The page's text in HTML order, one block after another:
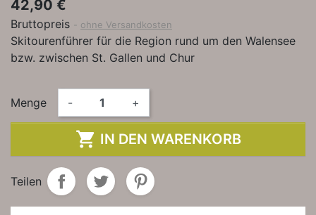
42,90 €
Bruttopreis ohne Versandkosten
Skitourenführer für die Region rund um den Walensee
bzw. zwischen St. Gallen und Chur
Menge - +
 IN DEN WARENKORB
Teilen